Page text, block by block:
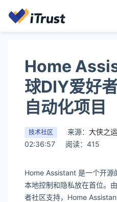
Home
球DIY爱好
自动化项目
技术社区 来源： 大侠之
02:36:57
阅读：415
Home Assistant 是一个开源
本地控制和隐私放在首位。
者社区支持，Home